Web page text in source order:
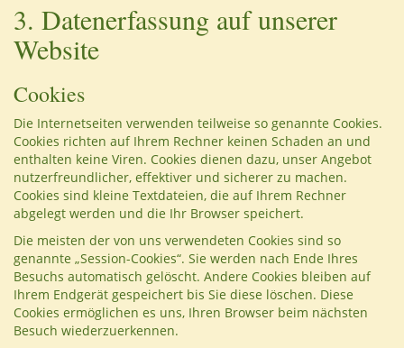
3. Datenerfassung auf unserer
Website
Cookies
Die Internetseiten verwenden teilweise so genannte Cookies.
Cookies richten auf Ihrem Rechner keinen Schaden an und
enthalten keine Viren. Cookies dienen dazu, unser Angebot
nutzerfreundlicher, effektiver und sicherer zu machen.
Cookies sind kleine Textdateien, die auf Ihrem Rechner
abgelegt werden und die Ihr Browser speichert.
Die meisten der von uns verwendeten Cookies sind so
genannte „Session-Cookies“. Sie werden nach Ende Ihres
Besuchs automatisch gelöscht. Andere Cookies bleiben auf
Ihrem Endgerät gespeichert bis Sie diese löschen. Diese
Cookies ermöglichen es uns, Ihren Browser beim nächsten
Besuch wiederzuerkennen.